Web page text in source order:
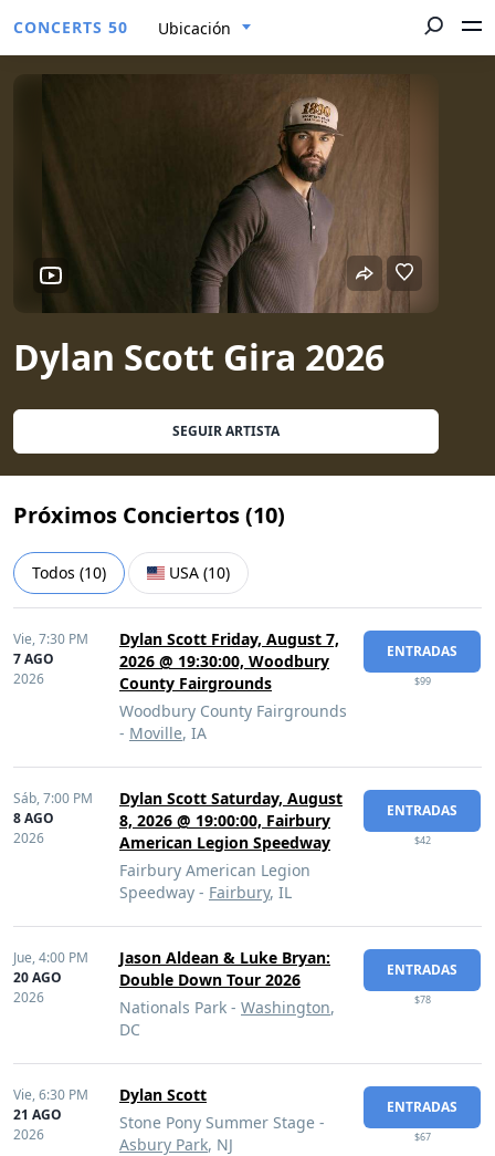
CONCERTS 50 Ubicación
Dylan Scott Gira 2026
SEGUIR ARTISTA
Próximos Conciertos (10)
Todos (10) USA (10)
Vie,7:30 PM
7 AGO
2026
Dylan Scott Friday, August 7,
2026 @ 19:30:00, Woodbury
County Fairgrounds
Woodbury County Fairgrounds
- Moville, IA
ENTRADAS
$99
Sáb,7:00 PM
8 AGO
2026
Dylan Scott Saturday, August
8, 2026 @ 19:00:00, Fairbury
American Legion Speedway
Fairbury American Legion
Speedway - Fairbury, IL
ENTRADAS
$42
Jue,4:00 PM
20 AGO
2026
Jason Aldean & Luke Bryan:
Double Down Tour 2026
Nationals Park - Washington,
DC
ENTRADAS
$78
Vie,6:30 PM
21 AGO
2026
Dylan Scott
Stone Pony Summer Stage -
Asbury Park, NJ
ENTRADAS
$67